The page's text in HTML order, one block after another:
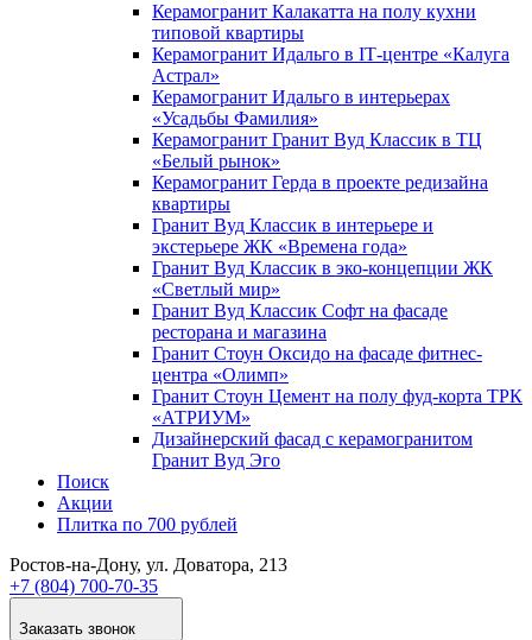
Керамогранит Калакатта на полу кухни
типовой квартиры
Керамогранит Идальго в IТ-центре «Калуга
Астрал»
Керамогранит Идальго в интерьерах
«Усадьбы Фамилия»
Керамогранит Гранит Вуд Классик в ТЦ
«Белый рынок»
Керамогранит Герда в проекте редизайна
квартиры
Гранит Вуд Классик в интерьере и
экстерьере ЖК «Времена года»
Гранит Вуд Классик в эко-концепции ЖК
«Светлый мир»
Гранит Вуд Классик Софт на фасаде
ресторана и магазина
Гранит Стоун Оксидо на фасаде фитнес-
центра «Олимп»
Гранит Стоун Цемент на полу фуд-корта ТРК
«АТРИУМ»
Дизайнер­ский фасад с керамогранитом
Гранит Вуд Эго
Поиск
Акции
Плитка по 700 рублей
Ростов-на-Дону, ул. Доватора, 213
+7 (804) 700-70-35
Заказать звонок